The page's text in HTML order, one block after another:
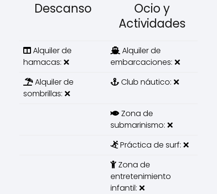
Descanso
Ocio y
Actividades
Alquiler de
hamacas: ❌
Alquiler de
embarcaciones: ❌
Alquiler de
sombrillas: ❌
Club náutico: ❌
Zona de
submarinismo: ❌
Práctica de surf: ❌
Zona de
entretenimiento
infantil: ❌